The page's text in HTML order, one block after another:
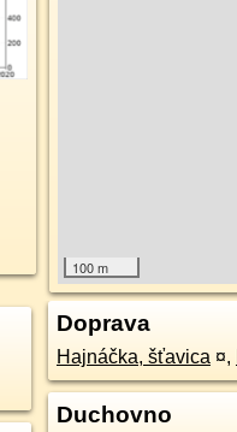
100 m
Doprava
Hajnáčka, šťavica ¤,
Duchovno